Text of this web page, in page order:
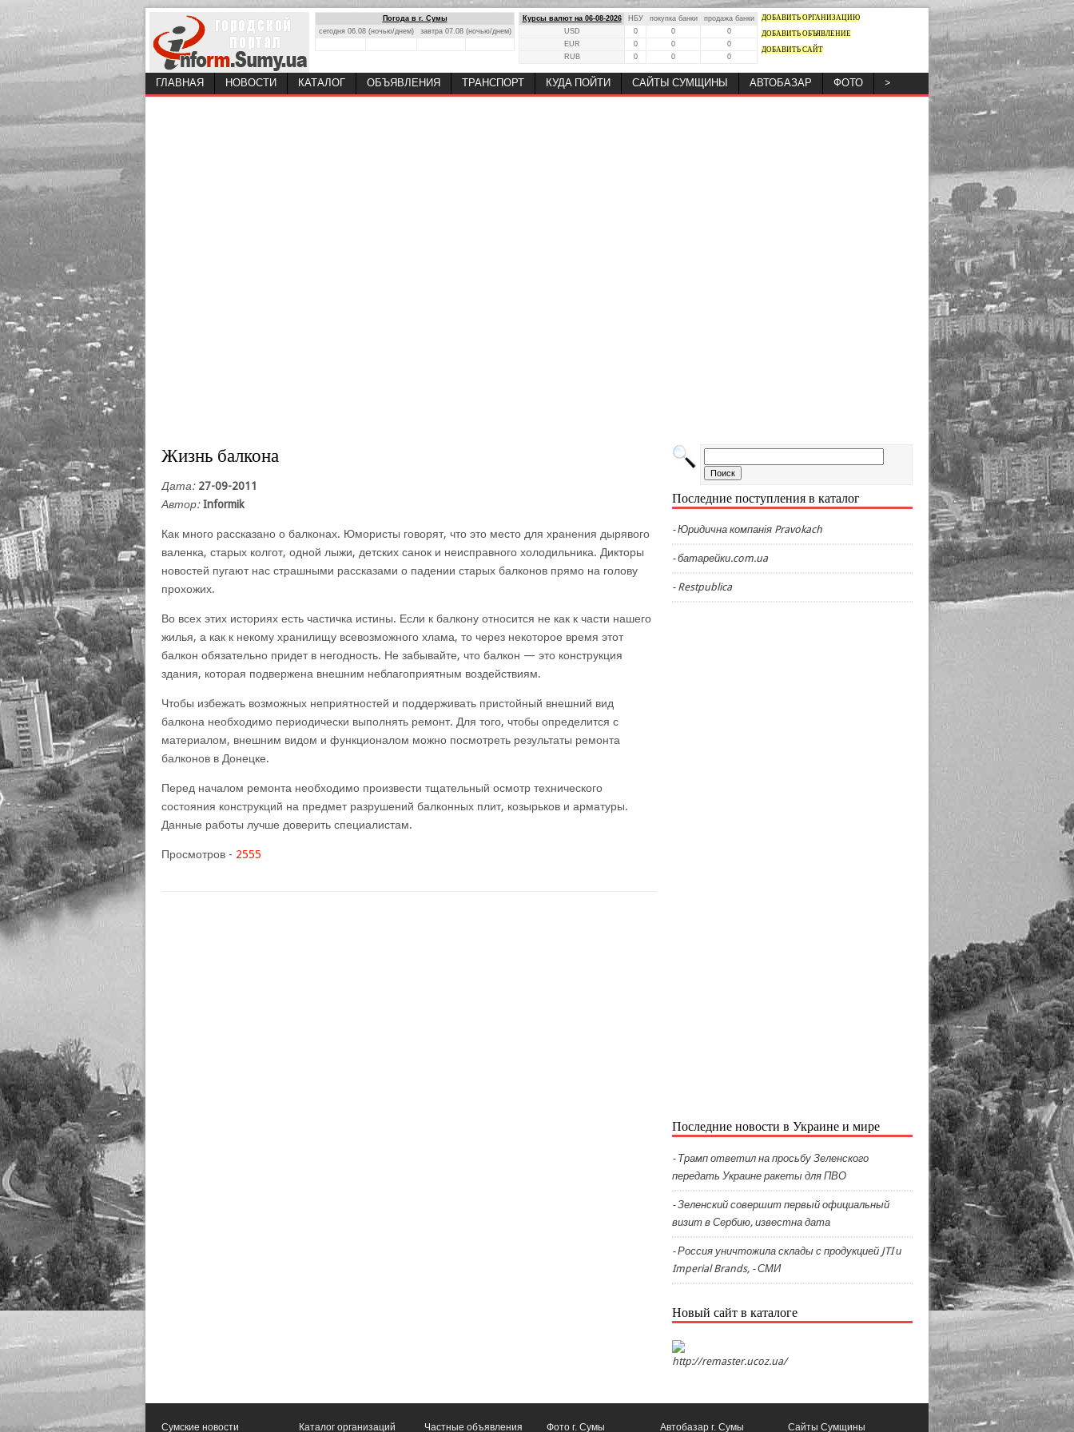
Погода в г. Сумы
сегодня 06.08 (ночью/днем)
завтра 07.08 (ночью/днем)
Курсы валют на 06-08-2026 НБУ покупка банки
продажа банки
USD
0 0
0
EUR
0 0
0
RUB
0 0 0
ДОБАВИТЬ ОРГАНИЗАЦИЮ
ДОБАВИТЬ ОБЪЯВЛЕНИЕ
ДОБАВИТЬ САЙТ
ГЛАВНАЯ НОВОСТИ КАТАЛОГ ОБЪЯВЛЕНИЯ ТРАНСПОРТ КУДА ПОЙТИ САЙТЫ СУМЩИНЫ АВТОБАЗАР ФОТО >
Жизнь балкона
Дата: 27-09-2011
Автор: Informik
Как много рассказано о балконах. Юмористы говорят, что это место для хранения дырявого
валенка, старых колгот, одной лыжи, детских санок и неисправного холодильника. Дикторы
новостей пугают нас страшными рассказами о падении старых балконов прямо на голову
прохожих.
Во всех этих историях есть частичка истины. Если к балкону относится не как к части нашего
жилья, а как к некому хранилищу всевозможного хлама, то через некоторое время этот
балкон обязательно придет в негодность. Не забывайте, что балкон — это конструкция
здания, которая подвержена внешним неблагоприятным воздействиям.
Чтобы избежать возможных неприятностей и поддерживать пристойный внешний вид
балкона необходимо периодически выполнять ремонт. Для того, чтобы определится с
материалом, внешним видом и функционалом можно посмотреть результаты ремонта
балконов в Донецке.
Перед началом ремонта необходимо произвести тщательный осмотр технического
состояния конструкций на предмет разрушений балконных плит, козырьков и арматуры.
Данные работы лучше доверить специалистам.
Просмотров - 2555
Последние поступления в каталог
- Юридична компанія Pravokach
- батарейки.com.ua
- Restpublica
Последние новости в Украине и мире
- Трамп ответил на просьбу Зеленского
передать Украине ракеты для ПВО
- Зеленский совершит первый официальный
визит в Сербию, известна дата
- Россия уничтожила склады с продукцией JTI и
Imperial Brands, - СМИ
Новый сайт в каталоге
http://remaster.ucoz.ua/
Сумские новости Каталог организаций Частные объявления Фото г. Сумы Автобазар г. Сумы Сайты Сумщины